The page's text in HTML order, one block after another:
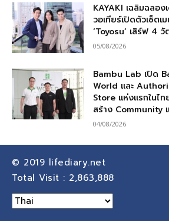
KAYAKI เฉลิมฉลอ
วอเทียร์เปิดตัวเซ็ตเ
‘Toyosu’ เสิร์ฟ 4
05/08/2026
Bambu Lab เปิด
World และ
Store แห่งแรกในไท
สร้าง Community
04/08/2026
© 2019 lifediary.net
Total Visit : 2,863,888